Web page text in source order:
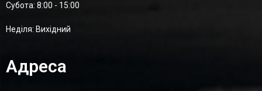
Суботa: 8:00 - 15:00
Неділя: Вихідний
Адреса